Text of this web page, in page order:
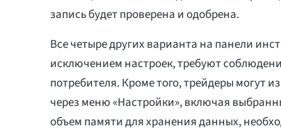
запись будет проверена и одобрена.
Все четыре других варианта на панели
исключением настроек, требуют
потребителя. Кроме того, трейдеры могут
через меню «Настройки», включая
объем памяти для хранения данных,